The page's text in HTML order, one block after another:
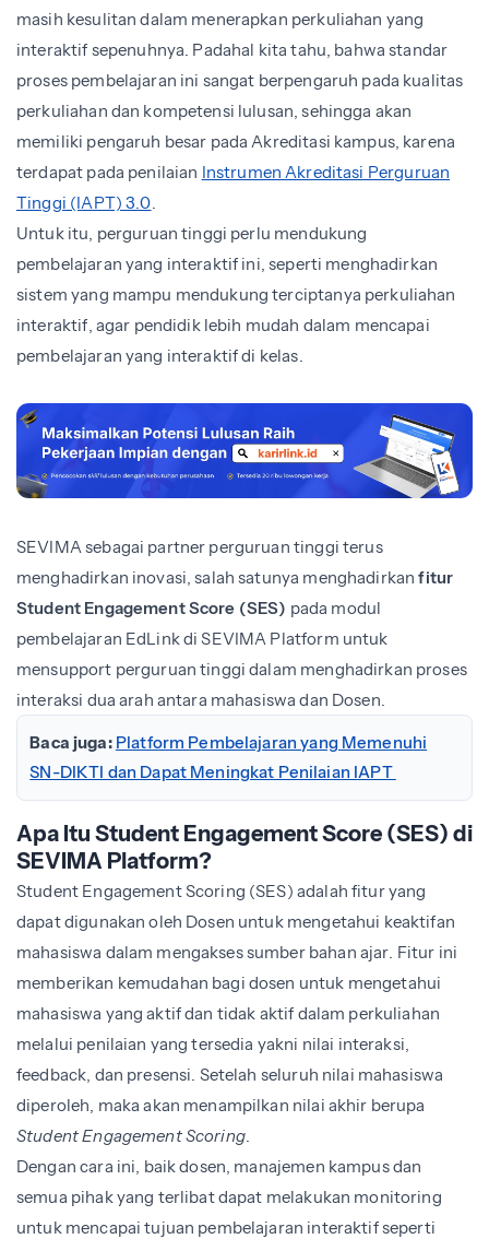
masih kesulitan dalam menerapkan perkuliahan yang
interaktif sepenuhnya. Padahal kita tahu, bahwa standar
proses pembelajaran ini sangat berpengaruh pada kualitas
perkuliahan dan kompetensi lulusan, sehingga akan
memiliki pengaruh besar pada Akreditasi kampus, karena
terdapat pada penilaian Instrumen Akreditasi Perguruan
Tinggi (IAPT) 3.0
Untuk itu, perguruan tinggi perlu mendukung
pembelajaran yang interaktif ini, seperti menghadirkan
sistem yang mampu mendukung terciptanya perkuliahan
interaktif, agar pendidik lebih mudah dalam mencapai
pembelajaran yang interaktif di kelas.
SEVIMA sebagai partner perguruan tinggi terus
menghadirkan inovasi, salah satunya menghadirkanfitur
Student Engagement Score (SES) pada modul
pembelajaran EdLink di SEVIMA Platform untuk
mensupport perguruan tinggi dalam menghadirkan proses
interaksi dua arah antara mahasiswa dan Dosen.
Baca juga: Platform Pembelajaran yang Memenuhi
SN-DIKTI dan Dapat Meningkat Penilaian IAPT
Apa Itu Student Engagement Score (SES) di
SEVIMA Platform?
Student Engagement Scoring (SES) adalah fitur yang
dapat digunakan oleh Dosen untuk mengetahui keaktifan
mahasiswa dalam mengakses sumber bahan ajar. Fitur ini
memberikan kemudahan bagi dosen untuk mengetahui
mahasiswa yang aktif dan tidak aktif dalam perkuliahan
melalui penilaian yang tersedia yakni nilai interaksi,
feedback, dan presensi. Setelah seluruh nilai mahasiswa
diperoleh, maka akan menampilkan nilai akhir berupa
Student Engagement Scoring.
Dengan cara ini, baik dosen, manajemen kampus dan
semua pihak yang terlibat dapat melakukan monitoring
untuk mencapai tujuan pembelajaran interaktif seperti